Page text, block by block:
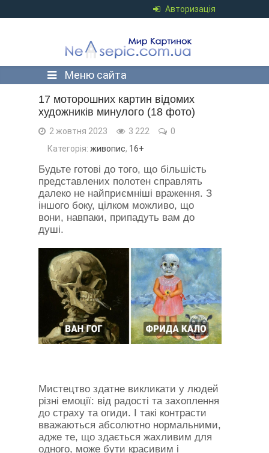
Авторизація
Меню сайта
17 моторошних картин відомих
художників минулого (18 фото)
2 жовтня 2023 3 222
0
Категорія: живопис, 16+
Будьте готові до того, що більшість
представлених полотен справлять
далеко не найприємніші враження. З
іншого боку, цілком можливо, що
вони, навпаки, припадуть вам до
душі.
Мистецтво здатне викликати у людей
різні емоції: від радості та захоплення
до страху та огиди. І такі контрасти
вважаються абсолютно нормальними,
адже те, що здається жахливим для
одного, може бути красивим і